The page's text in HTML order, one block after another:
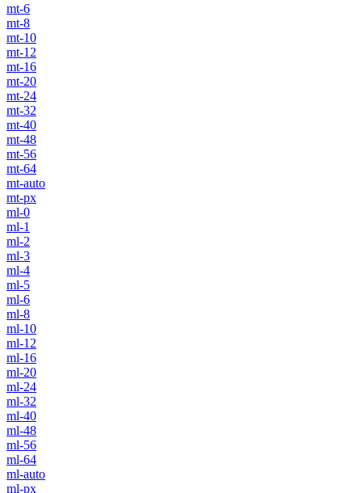
mt-6
mt-8
mt-10
mt-12
mt-16
mt-20
mt-24
mt-32
mt-40
mt-48
mt-56
mt-64
mt-auto
mt-px
ml-0
ml-1
ml-2
ml-3
ml-4
ml-5
ml-6
ml-8
ml-10
ml-12
ml-16
ml-20
ml-24
ml-32
ml-40
ml-48
ml-56
ml-64
ml-auto
ml-px